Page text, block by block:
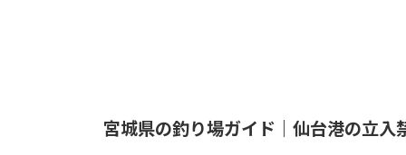
宮城県の釣り場ガイド｜仙台港の立入